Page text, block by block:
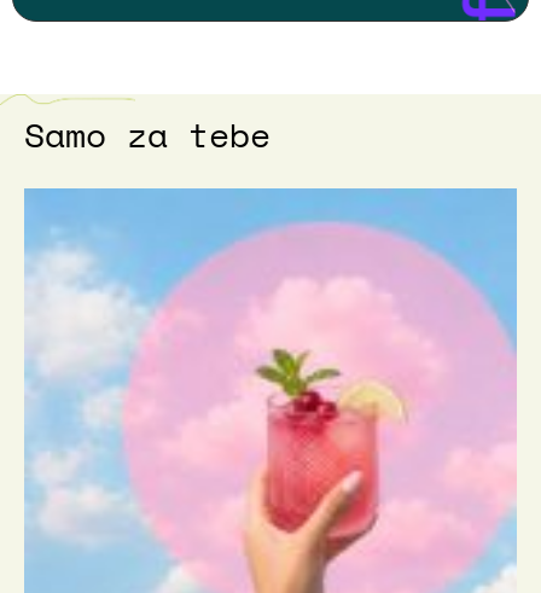
Samo za tebe